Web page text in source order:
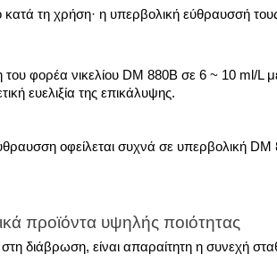
κατά τη χρήση· η υπερβολική εύθραυσσή
του φορέα νικελίου DM 880B σε 6 ~ 10 ml/L
ευελιξία της επικάλυψης.
οφείλεται συχνά σε υπερβολική
προϊόντα υψηλής ποιότητας
διάβρωση, είναι απαραίτητη η συνεχή